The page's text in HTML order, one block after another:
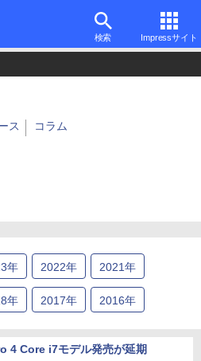
検索 Impressサイト
ス コラム
年 2022年 2021年
年 2017年 2016年
4 Core i7モデル発売が延期